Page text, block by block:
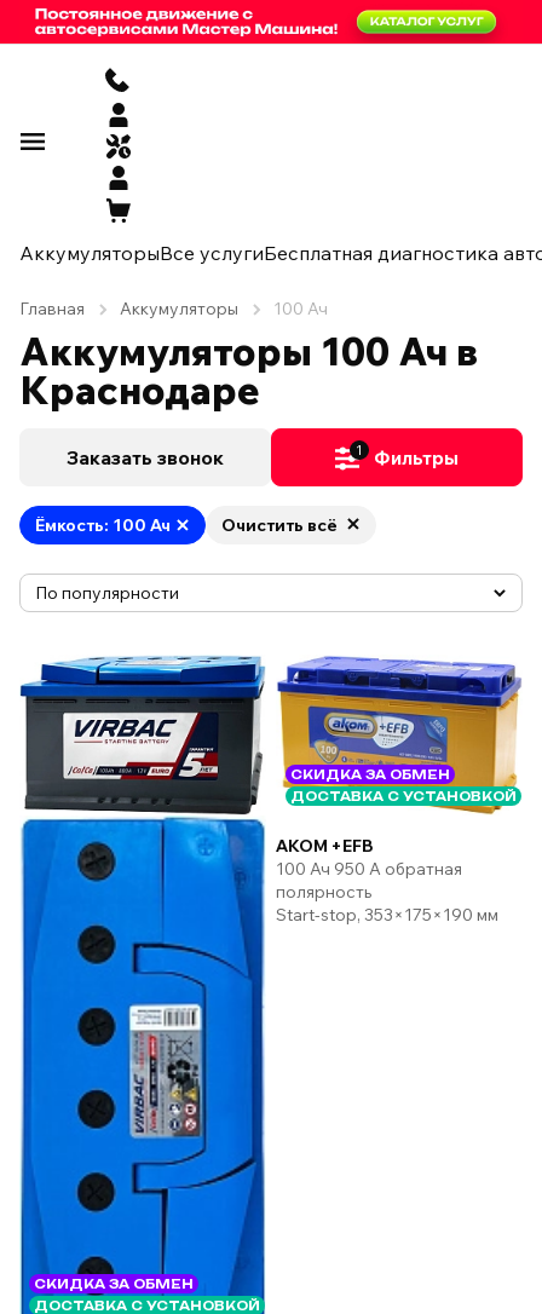
АккумуляторыВсе услугиБесплатная диагностика
Главная Аккумуляторы 100 Ач
Аккумуляторы 100 Ач в
Краснодаре
Заказать звонок 1 Фильтры
Ёмкость: 100 Ач Очистить всё
СКИДКА ЗА ОБМЕН
ДОСТАВКА С УСТАНОВКОЙ
СКИДКА ЗА ОБМЕН
ДОСТАВКА С УСТАНОВКОЙ
AKOM +EFB
100 Ач 950 А обратная
полярность
Start-stop, 353×175×190 мм